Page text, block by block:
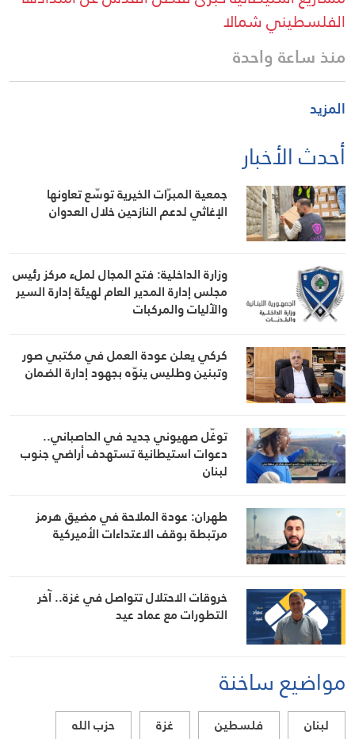
الفلسطيني شمالا
منذ ساعة واحدة
المزيد
أحدث الأخبار
جمعية المبرّات الخيرية توسّع تعاونها
الإغاثي لدعم النازحين خلال العدوان
وزارة الداخلية: فتح المجال لملء مركز رئيس
مجلس إدارة المدير العام لهيئة إدارة السير
والآليات والمركبات
كركي يعلن عودة العمل في مكتبي صور
وتبنين وطليس ينوّه بجهود إدارة الضمان
توغّل صهيوني جديد في الحاصباني..
دعوات استيطانية تستهدف أراضي جنوب
لبنان
طهران: عودة الملاحة في مضيق هرمز
مرتبطة بوقف الاعتداءات الأميركية
خروقات الاحتلال تتواصل في غزة.. آخر
التطورات مع عماد عيد
مواضيع ساخنة
لبنان فلسطين غزة
حزب الله